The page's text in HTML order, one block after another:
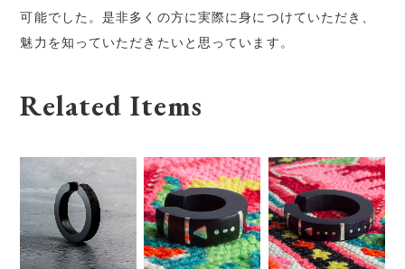
可能でした。是非多くの方に実際に身につけていただき、
魅力を知っていただきたいと思っています。
Related Items